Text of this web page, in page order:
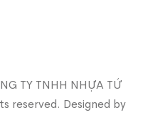
TY TNHH NHỰA TỨ
reserved. Designed by